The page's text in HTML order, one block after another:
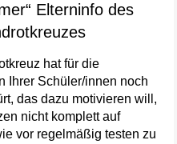
Elterninfo des
hat für die
Ihrer Schüler/innen noch
das dazu motivieren will,
nicht komplett auf
vor regelmäßig testen zu